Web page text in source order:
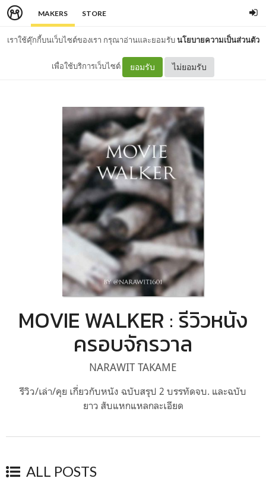
MAKERS STORE
เราใช้คุ๊กกี้บนเว็บไซต์ของเรา กรุณาอ่านและยอมรับนโยบายความเป็นส่วนตัว
เพื่อใช้บริการเว็บไซต์ ยอมรับ ไม่ยอมรับ
MOVIE WALKER : รีวิวหนัง
ครอบจักรวาล
NARAWIT TAKAME
รีวิว/เล่า/คุย เกี่ยวกับหนัง ฉบับสรุป 2 บรรทัดจบ. และฉบับ
ยาว สับแหกแหลกละเอียด
ALL POSTS